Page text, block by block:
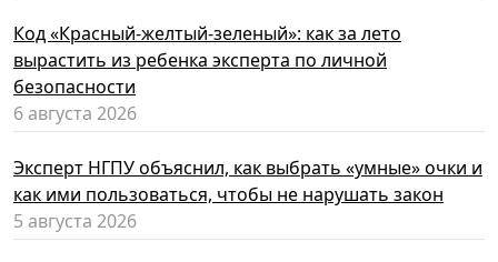
Код «Красный-желтый-зеленый»: как за лето
вырастить из ребенка эксперта по личной
безопасности
6 августа 2026
Эксперт НГПУ объяснил, как выбрать «умные» очки и
как ими пользоваться, чтобы не нарушать закон
5 августа 2026